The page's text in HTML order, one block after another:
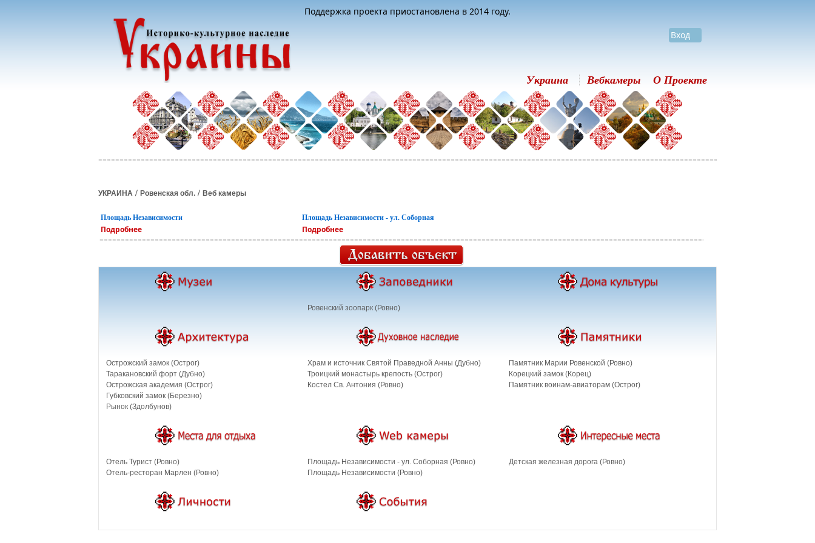
Поддержка проекта приостановлена в 2014 году.
Вход
Украина Вебкамеры О Проекте
УКРАИНА / Ровенская обл. / Веб камеры
Площадь Независимости
Подробнее
Площадь Независимости - ул. Соборная
Подробнее
Ровенский зоопарк (Ровно)
Острожский замок (Острог)
Таракановский форт (Дубно)
Острожская академия (Острог)
Губковский замок (Березно)
Рынок (Здолбунов)
Храм и источник Святой Праведной Анны (Дубно)
Троицкий монастырь крепость (Острог)
Костел Св. Антония (Ровно)
Памятник Марии Ровенской (Ровно)
Корецкий замок (Корец)
Памятник воинам-авиаторам (Острог)
Отель Турист (Ровно)
Отель-ресторан Марлен (Ровно)
Площадь Независимости - ул. Соборная (Ровно)
Площадь Независимости (Ровно)
Детская железная дорога (Ровно)